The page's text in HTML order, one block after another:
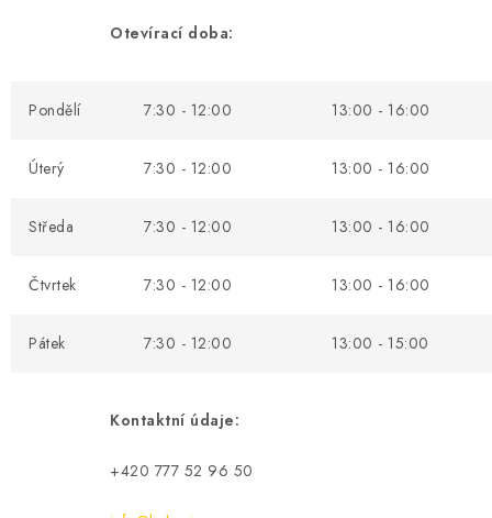
NOVINKY MIZUNO
Otevírací doba:
Pondělí 7:30 - 12:00 13:00 - 16:00
Úterý 7:30 - 12:00 13:00 - 16:00
Středa 7:30 - 12:00 13:00 - 16:00
Čtvrtek 7:30 - 12:00 13:00 - 16:00
Pátek 7:30 - 12:00 13:00 - 15:00
Kontaktní údaje:
+420 777 52 96 50